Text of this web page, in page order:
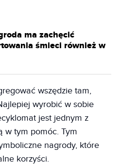
ma zachęcić
śmieci również w
wszędzie tam,
wyrobić w sobie
jest jednym z
w tym pomóc. Tym
nagrody, które
korzyści.